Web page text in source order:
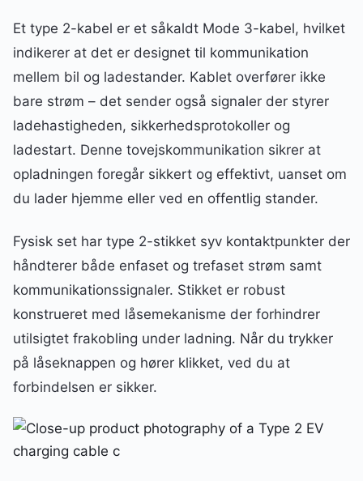
Et type 2-kabel er et såkaldt Mode 3-kabel, hvilket
indikerer at det er designet til kommunikation
mellem bil og ladestander. Kablet overfører ikke
bare strøm – det sender også signaler der styrer
ladehastigheden, sikkerhedsprotokoller og
ladestart. Denne tovejskommunikation sikrer at
opladningen foregår sikkert og effektivt, uanset om
du lader hjemme eller ved en offentlig stander.
Fysisk set har type 2-stikket syv kontaktpunkter der
håndterer både enfaset og trefaset strøm samt
kommunikationssignaler. Stikket er robust
konstrueret med låsemekanisme der forhindrer
utilsigtet frakobling under ladning. Når du trykker
på låseknappen og hører klikket, ved du at
forbindelsen er sikker.